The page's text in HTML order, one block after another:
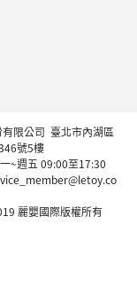
限公司 臺北市內湖區
號5樓
~週五 09:00至17:30
麗嬰國際版權所有